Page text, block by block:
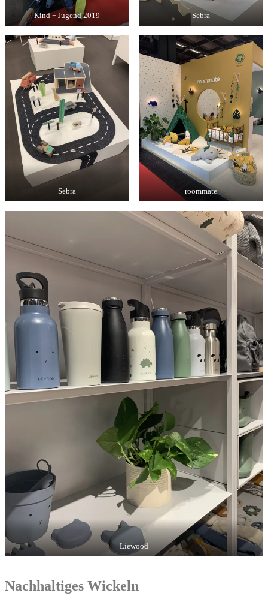
Kind + Jugend 2019 Sebra
Sebra roommate
Liewood
Nachhaltiges Wickeln